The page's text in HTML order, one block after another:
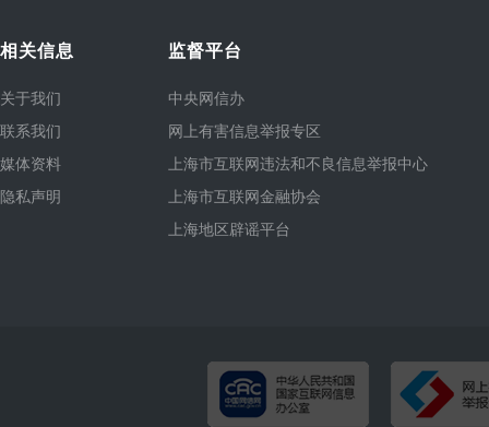
相关信息
关于我们
联系我们
媒体资料
隐私声明
监督平台
中央网信办
网上有害信息举报专区
上海市互联网违法和不良信息举报中心
上海市互联网金融协会
上海地区辟谣平台